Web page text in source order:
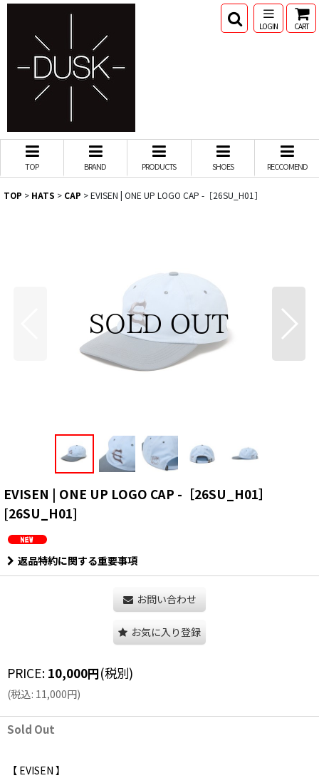
LOGIN CART
TOP BRAND PRODUCTS SHOES RECCOMEND
TOP > HATS > CAP >EVISEN | ONE UP LOGO CAP -［26SU_H01］
EVISEN | ONE UP LOGO CAP -［26SU_H01］
[26SU_H01]
返品特約に関する重要事項
お問い合わせ
お気に入り登録
PRICE: 10,000円(税別)
(税込: 11,000円)
Sold Out
【 EVISEN 】